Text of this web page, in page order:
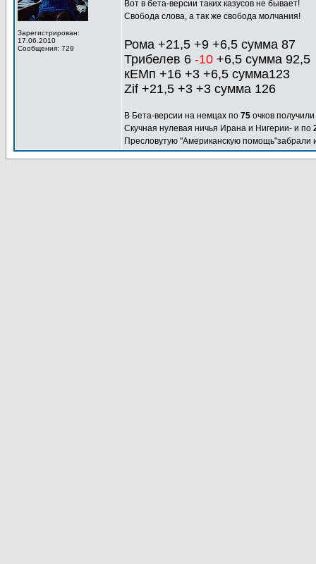
Зарегистрирован:
17.06.2010
Сообщения: 729
Вот в бета-версии таких казусов не бывает!
Свобода слова, а так же свобода молчания!
Рома +21,5 +9 +6,5 сумма 87
Трибелев 6 -10 +6,5 сумма 92,5
кЕМп +16 +3 +6,5 сумма123
Zif +21,5 +3 +3 сумма 126
В Бета-версии на немцах по 75 очков получили
Скучная нулевая ничья Ирана и Нигерии- и по
Пресловутую "Американскую помощь"забрали